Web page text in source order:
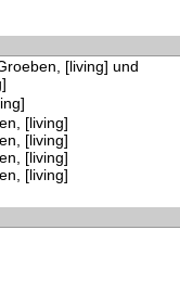
[living] und
[living]
[living]
[living]
[living]